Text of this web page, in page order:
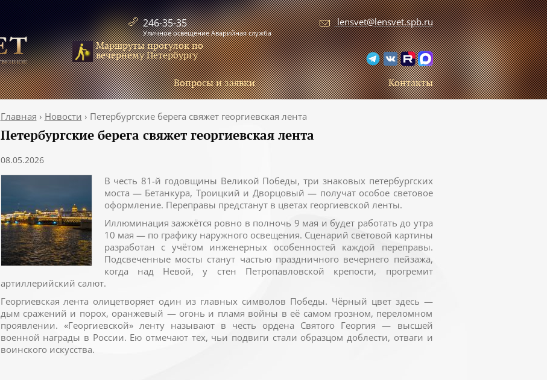
Маршруты прогулок по
вечернему Петербургу
246-35-35
Уличное освещение Аварийная служба
lensvet@lensvet.spb.ru
Вопросы и заявки Контакты
Главная › Новости › Петербургские берега свяжет георгиевская лента
Петербургские берега свяжет георгиевская лента
08.05.2026
В честь 81-й годовщины Великой Победы, три знаковых петербургских
моста — Бетанкура, Троицкий и Дворцовый — получат особое световое
оформление. Переправы предстанут в цветах георгиевской ленты.
Иллюминация зажжётся ровно в полночь 9 мая и будет работать до утра
10 мая — по графику наружного освещения. Сценарий световой картины
разработан с учётом инженерных особенностей каждой переправы.
Подсвеченные мосты станут частью праздничного вечернего пейзажа,
когда над Невой, у стен Петропавловской крепости, прогремит
артиллерийский салют.
Георгиевская лента олицетворяет один из главных символов Победы. Чёрный цвет здесь —
дым сражений и порох, оранжевый — огонь и пламя войны в её самом грозном, переломном
проявлении. «Георгиевской» ленту называют в честь ордена Святого Георгия — высшей
военной награды в России. Ею отмечают тех, чьи подвиги стали образцом доблести, отваги и
воинского искусства.